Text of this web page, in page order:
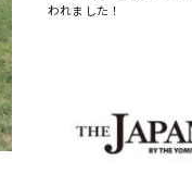
われました！